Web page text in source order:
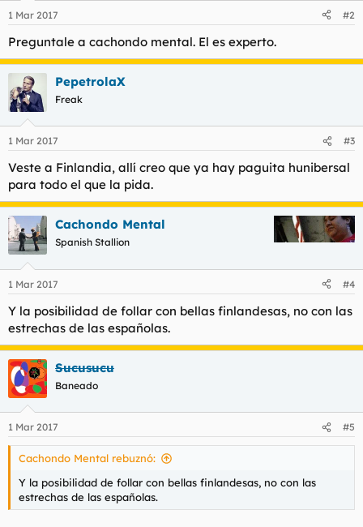
1 Mar 2017 #2
Preguntale a cachondo mental. El es experto.
PepetrolaX
Freak
1 Mar 2017 #3
Veste a Finlandia, allí creo que ya hay paguita hunibersal
para todo el que la pida.
Cachondo Mental
Spanish Stallion
1 Mar 2017 #4
Y la posibilidad de follar con bellas finlandesas, no con las
estrechas de las españolas.
Sucusucu
Baneado
1 Mar 2017 #5
Cachondo Mental rebuznó:
Y la posibilidad de follar con bellas finlandesas, no con las
estrechas de las españolas.